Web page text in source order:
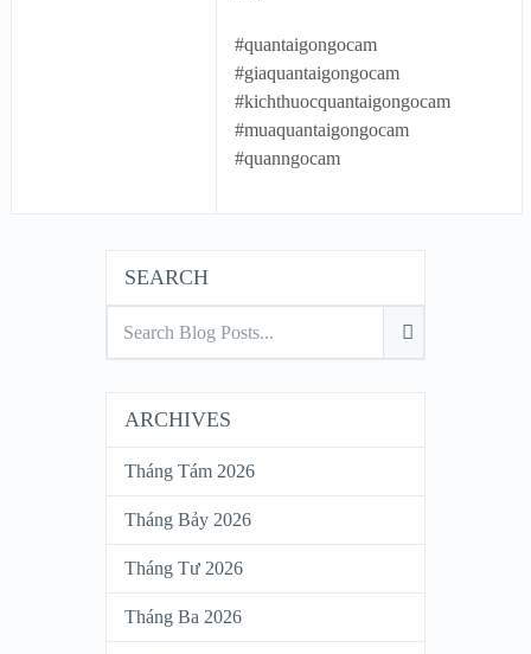
#quantaigongocam
#giaquantaigongocam
#kichthuocquantaigongocam
#muaquantaigongocam
#quanngocam
SEARCH
ARCHIVES
Tháng Tám 2026
Tháng Bảy 2026
Tháng Tư 2026
Tháng Ba 2026